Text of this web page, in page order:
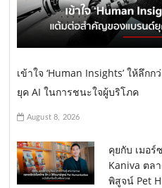
เข้าใจ ‘Human Insights’ ให้ลึ
ยุค AI ในการชนะใจผู้บริโภค
August 8, 2026
คุยกับ เมอ
Kaniva ตล
พิสูจน์ Pet